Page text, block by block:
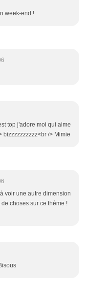
week-end !
top j'adore moi qui aime
bizzzzzzzzzz<br /> Mimie
voir une autre dimension
choses sur ce thème !